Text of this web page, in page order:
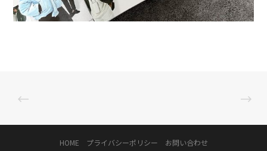
HOME プライバシーポリシー お問い合わせ